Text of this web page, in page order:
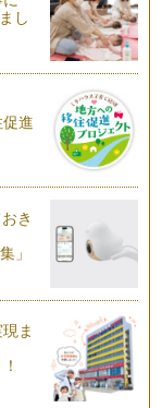
残すアイデア
欠かせませんよ
ーグッズ&アイ
ー。『パーティ
っと素敵に演出し
みにしているク
し
進
き
」
ま